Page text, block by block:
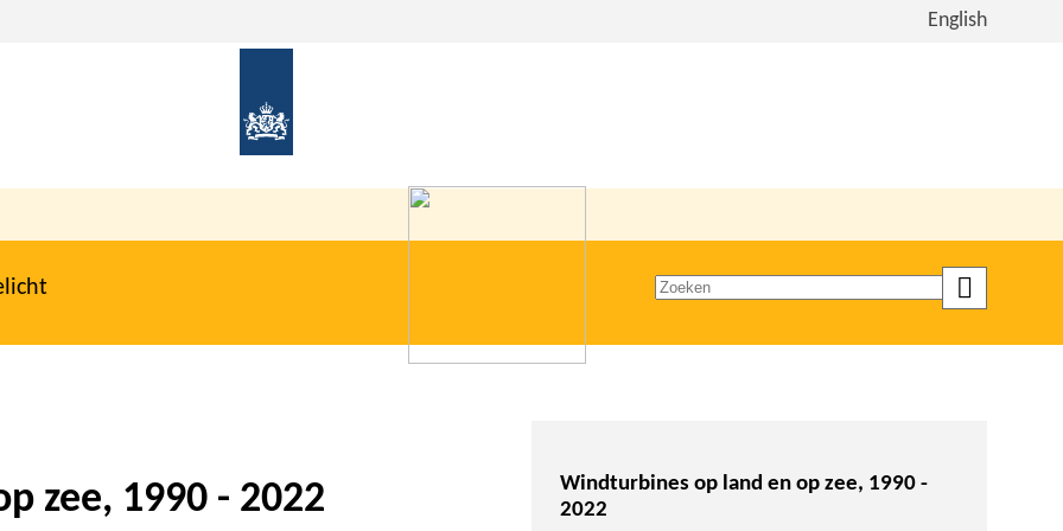
Bekijk
English
Zoeken
zee, 1990 - 2022
Windturbines op land en op zee, 1990 -
2022